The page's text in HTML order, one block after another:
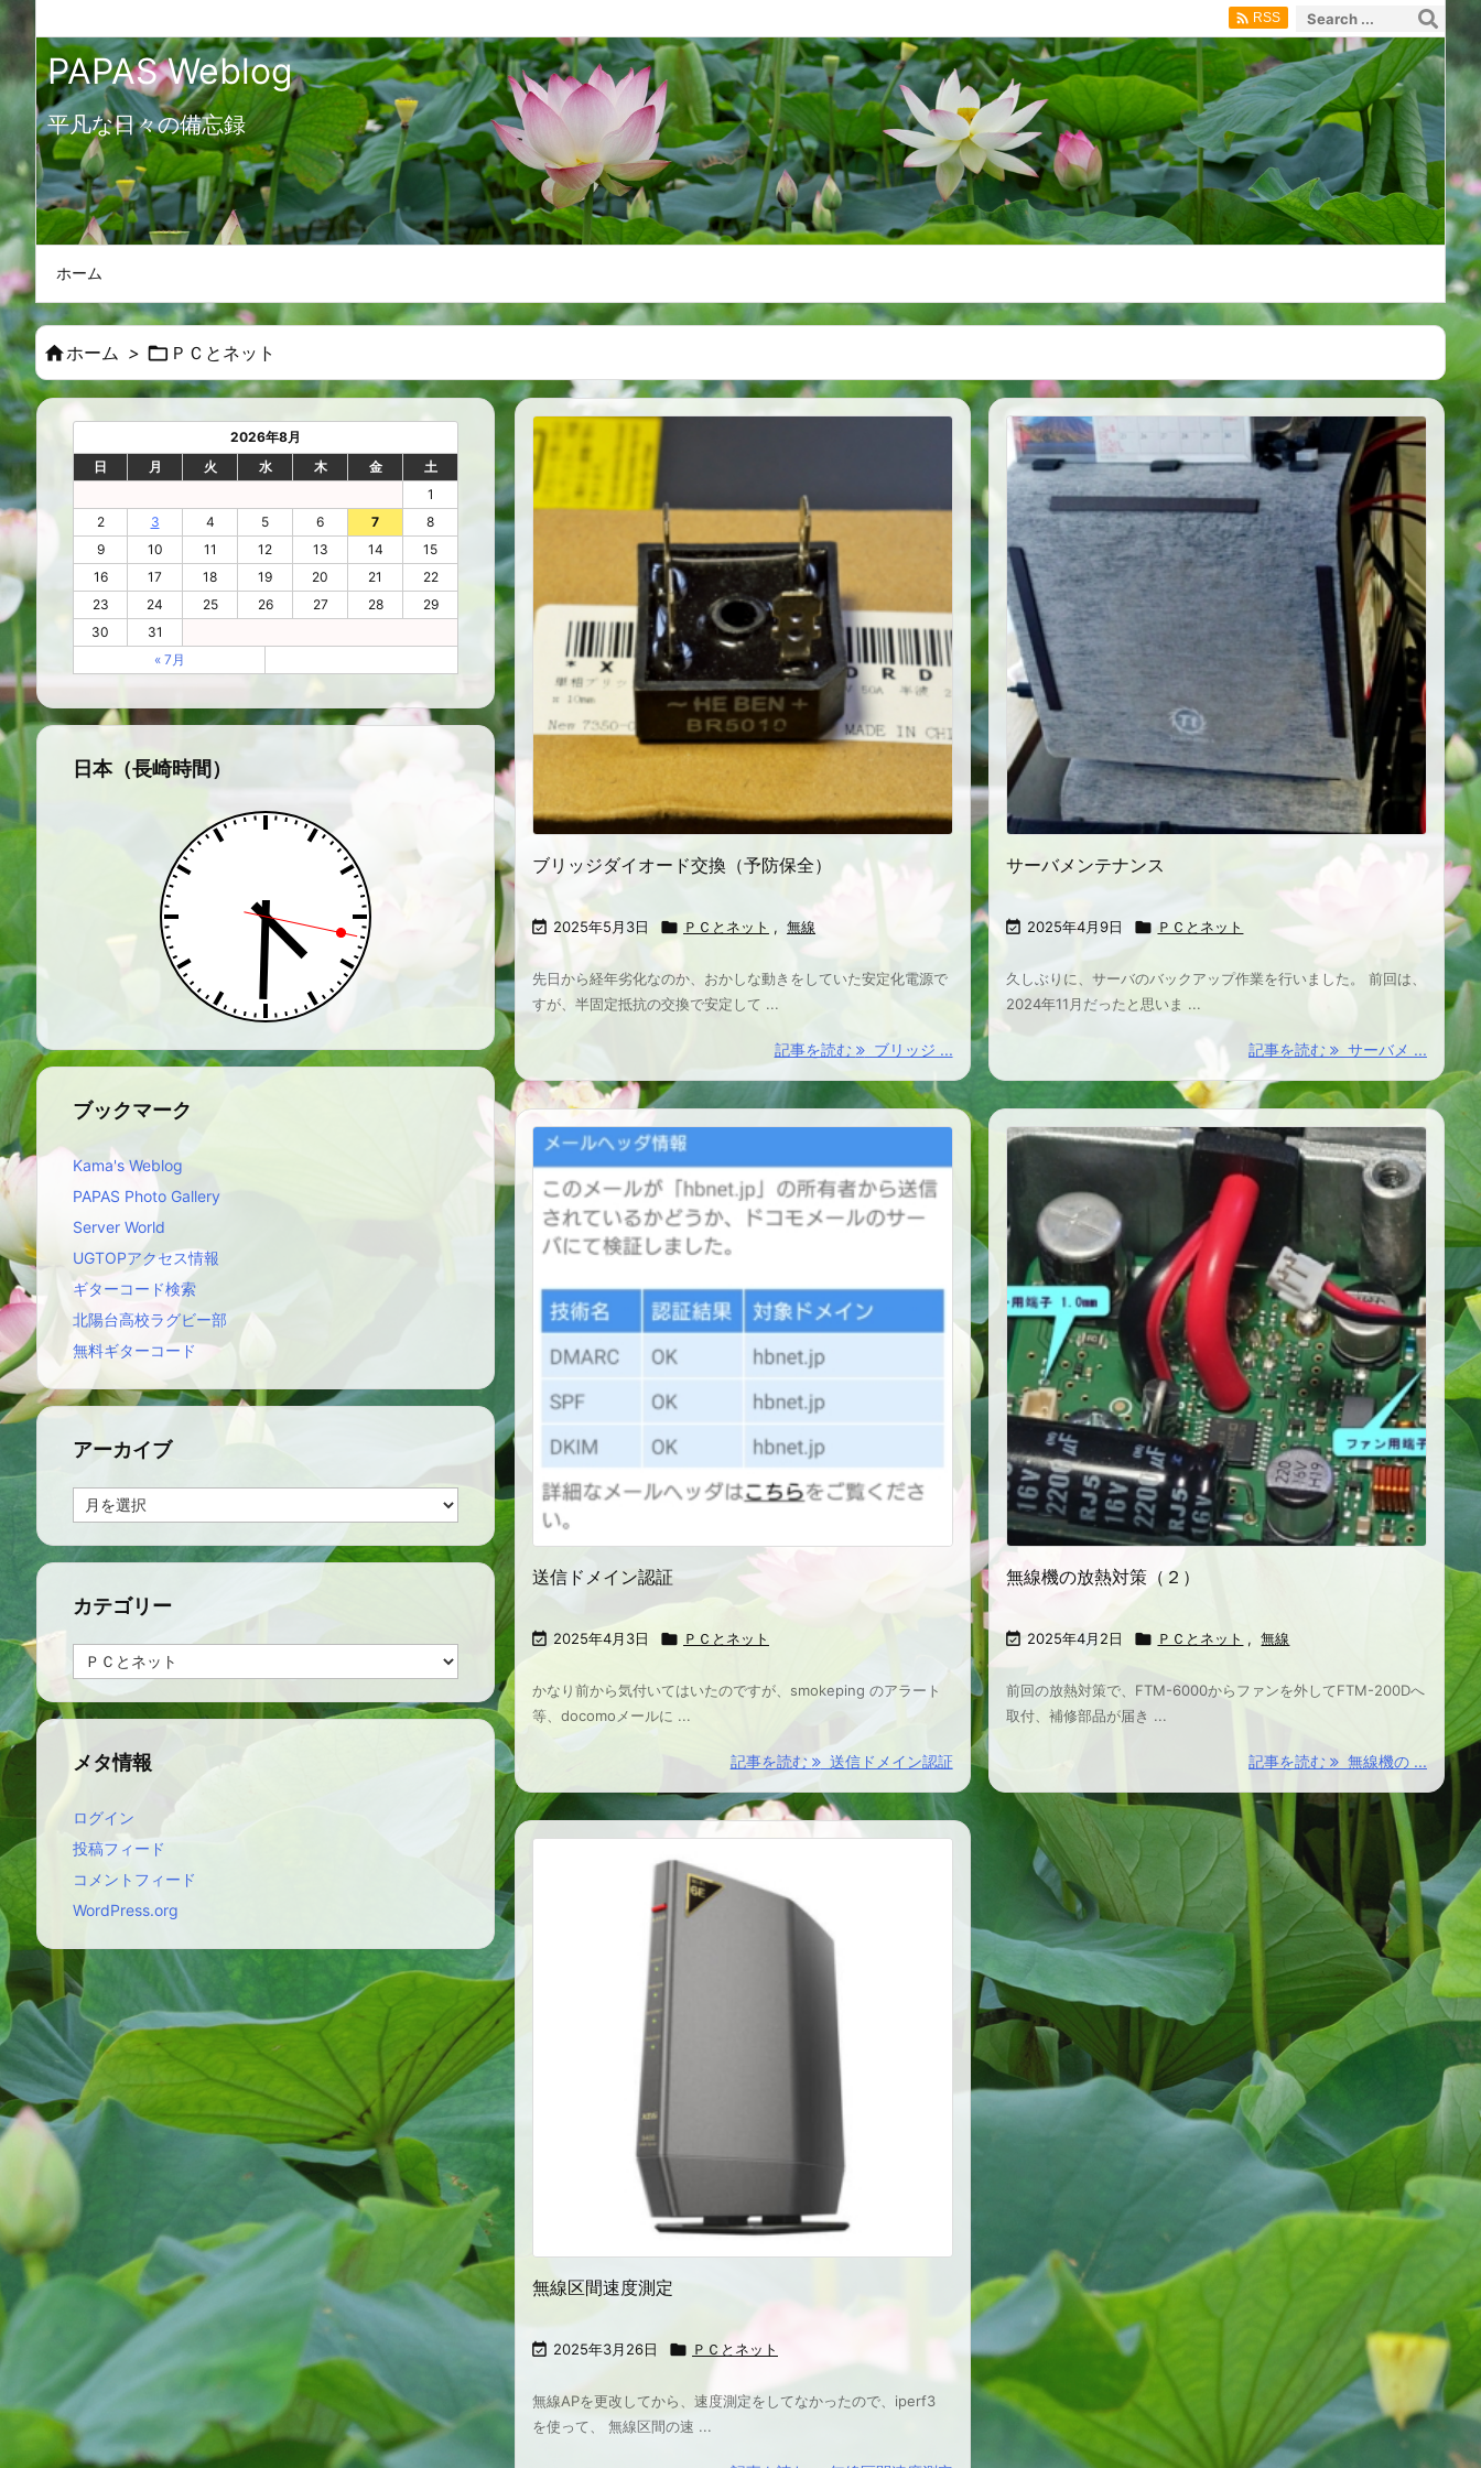
PAPAS Weblog
平凡な日々の備忘録
ホーム
 RSS
ホーム >  ＰＣとネット
ブリッジダイオード交換（予防保全）
 2025年5月3日  ＰＣとネット , 無線
先日から経年劣化なのか、おかしな動きをしていた安定化電源で
すが、半固定抵抗の交換で安定して ...
記事を読む ブリッジ ...
サーバメンテナンス
 2025年4月9日  ＰＣとネット
久しぶりに、サーバのバックアップ作業を行いました。 前回は、
2024年11月だったと思いま ...
記事を読む サーバメ ...
送信ドメイン認証
 2025年4月3日  ＰＣとネット
かなり前から気付いてはいたのですが、smokeping のアラート
等、docomoメールに ...
記事を読む 送信ドメイン認証
無線機の放熱対策（２）
 2025年4月2日  ＰＣとネット , 無線
前回の放熱対策で、FTM-6000からファンを外してFTM-200Dへ
取付、補修部品が届き ...
記事を読む 無線機の ...
無線区間速度測定
 2025年3月26日  ＰＣとネット
無線APを更改してから、速度測定をしてなかったので、iperf3
を使って、 無線区間の速 ...
2026年8月
日
月 火 水 木 金
土
1
2
3 4 5 6 7
8
9
10 11 12 13 14
15
16
17 18 19 20 21
22
23
24 25 26 27 28
29
30
31
« 7月
日本（長崎時間）
ブックマーク
Kama's Weblog
PAPAS Photo Gallery
Server World
UGTOPアクセス情報
ギターコード検索
北陽台高校ラグビー部
無料ギターコード
アーカイブ
ー
イ
カテゴリー
テ
リ
メタ情報
ログイン
投稿フィード
コメントフィード
WordPress.org